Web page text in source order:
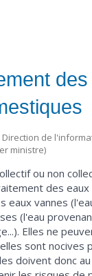
Direction de
ministre)
ou non
des eaux
eaux vannes
(l'eau
Elles ne
sont nocives
doivent donc